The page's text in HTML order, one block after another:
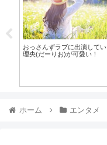
おっさんずラブに出演してい
理央(だーりお)が可愛い！
ホーム エンタメ